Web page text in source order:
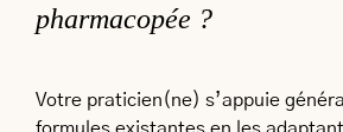
pharmacopée ?
Votre praticien(ne) s’appuie